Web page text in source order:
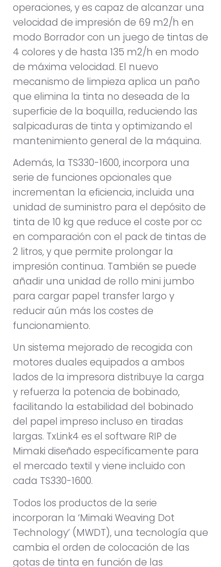
operaciones, y es capaz de alcanzar una
velocidad de impresión de 69 m2/h en
modo Borrador con un juego de tintas de
4 colores y de hasta 135 m2/h en modo
de máxima velocidad. El nuevo
mecanismo de limpieza aplica un paño
que elimina la tinta no deseada de la
superficie de la boquilla, reduciendo las
salpicaduras de tinta y optimizando el
mantenimiento general de la máquina.
Además, la TS330-1600, incorpora una
serie de funciones opcionales que
incrementan la eficiencia, incluida una
unidad de suministro para el depósito de
tinta de 10 kg que reduce el coste por cc
en comparación con el pack de tintas de
2 litros, y que permite prolongar la
impresión continua. También se puede
añadir una unidad de rollo mini jumbo
para cargar papel transfer largo y
reducir aún más los costes de
funcionamiento.
Un sistema mejorado de recogida con
motores duales equipados a ambos
lados de la impresora distribuye la carga
y refuerza la potencia de bobinado,
facilitando la estabilidad del bobinado
del papel impreso incluso en tiradas
largas. TxLink4 es el software RIP de
Mimaki diseñado específicamente para
el mercado textil y viene incluido con
cada TS330-1600.
Todos los productos de la serie
incorporan la ‘Mimaki Weaving Dot
Technology’ (MWDT), una tecnología que
cambia el orden de colocación de las
gotas de tinta en función de las